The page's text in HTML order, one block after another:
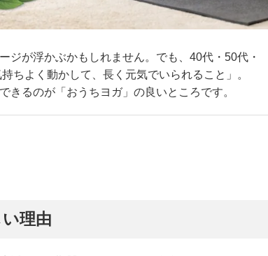
ジが浮かぶかもしれません。でも、40代・50代・
ちよく動かして、長く元気でいられること」。
るのが「おうちヨガ」の良いところです。
理由